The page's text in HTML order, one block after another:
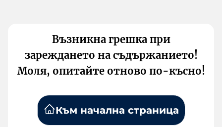
Възникна грешка при
зареждането на съдържанието!
Моля, опитайте отново по-късно!
Към начална страница